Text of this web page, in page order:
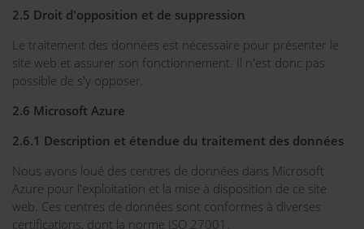
2.5 Droit d'opposition et de suppression
Le traitement des données est nécessaire pour présenter le
site web et assurer son fonctionnement. Il n'est donc pas
possible de s'y opposer.
2.6 Microsoft Azure
2.6.1 Description et étendue du traitement des données
Nous avons loué des centres de données dans Microsoft
Azure pour l'exploitation et la mise à disposition de ce site
web. Ces centres de données sont conformes à diverses
certifications, dont la norme ISO 27001.